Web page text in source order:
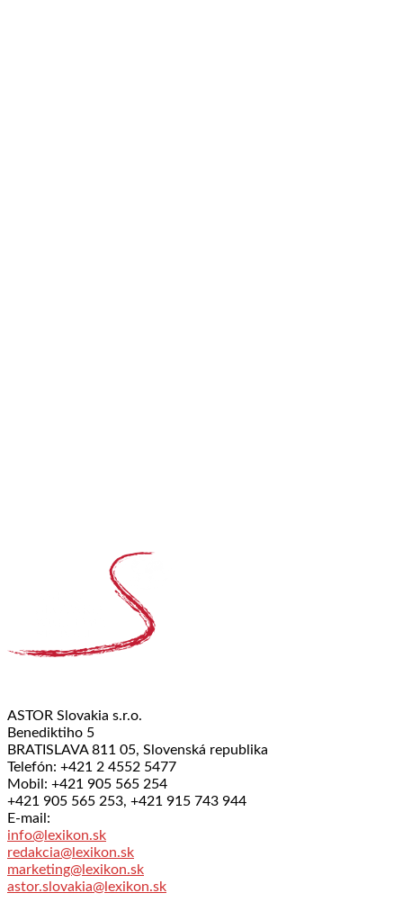
ASTOR Slovakia s.r.o.
Benediktiho 5
BRATISLAVA 811 05, Slovenská republika
Telefón: +421 2 4552 5477
Mobil: +421 905 565 254
+421 905 565 253, +421 915 743 944
E-mail:
info@lexikon.sk
redakcia@lexikon.sk
marketing@lexikon.sk
astor.slovakia@lexikon.sk